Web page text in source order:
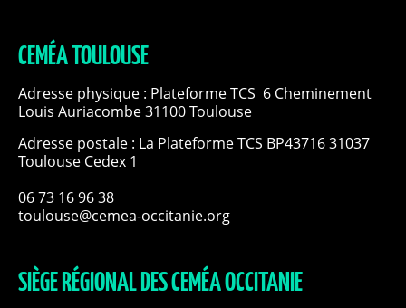
CEMÉA TOULOUSE
Adresse physique : Plateforme TCS 6 Cheminement
Louis Auriacombe 31100 Toulouse
Adresse postale : La Plateforme TCS BP43716 31037
Toulouse Cedex 1
06 73 16 96 38
toulouse@cemea-occitanie.org
SIÈGE RÉGIONAL DES CEMÉA OCCITANIE